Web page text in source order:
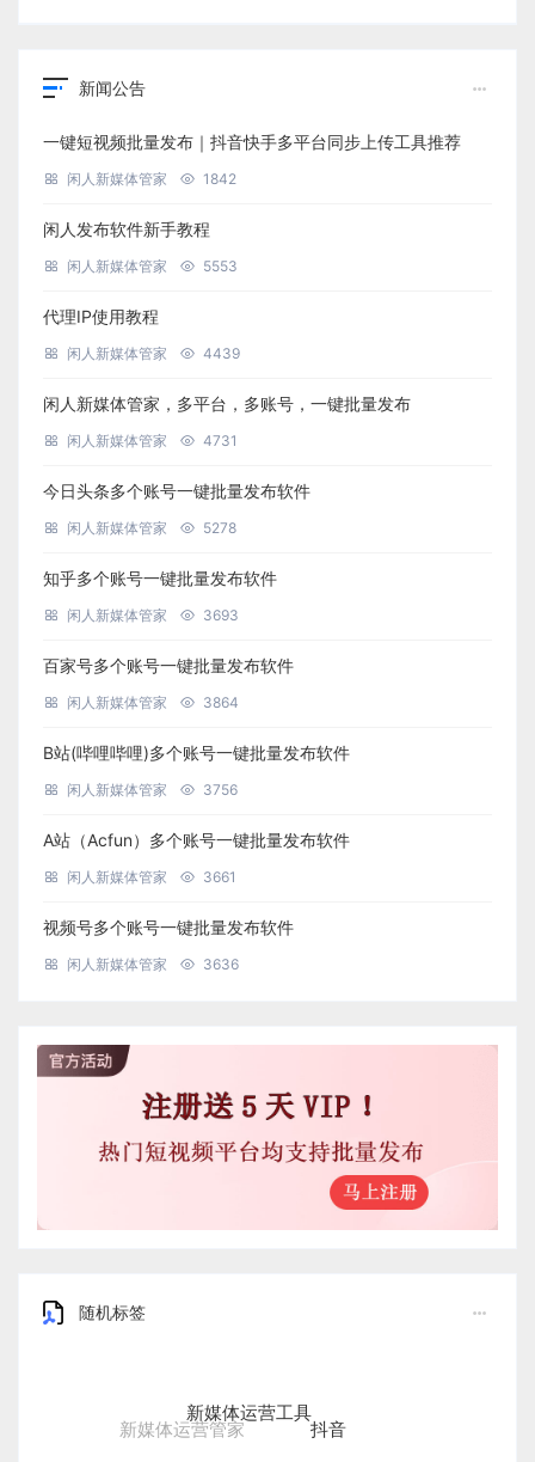
新闻公告
一键短视频批量发布｜抖音快手多平台同步上传工具推荐
闲人新媒体管家 1842
闲人发布软件新手教程
闲人新媒体管家 5553
代理IP使用教程
闲人新媒体管家 4439
闲人新媒体管家，多平台，多账号，一键批量发布
闲人新媒体管家 4731
今日头条多个账号一键批量发布软件
闲人新媒体管家 5278
知乎多个账号一键批量发布软件
闲人新媒体管家 3693
百家号多个账号一键批量发布软件
闲人新媒体管家 3864
B站(哔哩哔哩)多个账号一键批量发布软件
闲人新媒体管家 3756
A站（Acfun）多个账号一键批量发布软件
闲人新媒体管家 3661
视频号多个账号一键批量发布软件
闲人新媒体管家 3636
随机标签
新媒体运营管家
新媒体运营工具
抖音